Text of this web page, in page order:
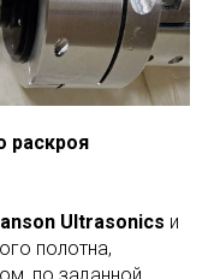
раскроя
Ultrasonics и
полотна,